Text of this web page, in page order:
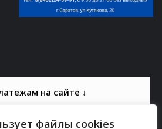
файлы cookies
на сайте ↓